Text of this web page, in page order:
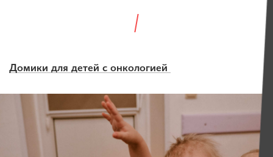
Домики для детей с онкологией